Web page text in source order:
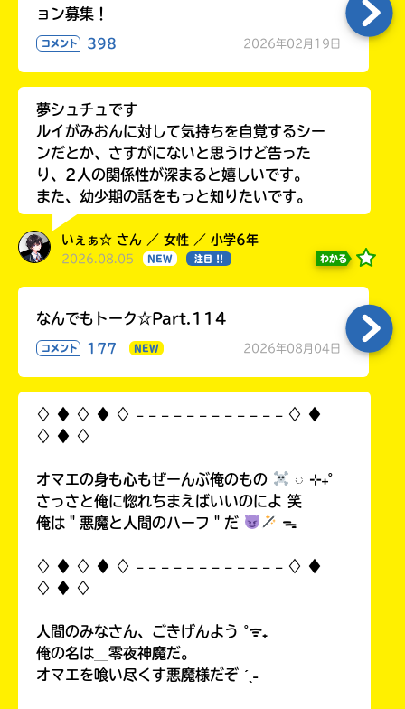
ョン募集！
コメント 398 2026年02月19日
夢シュチュです
ルイがみおんに対して気持ちを自覚するシー
ンだとか、さすがにないと思うけど告った
り、2人の関係性が深まると嬉しいです。
また、幼少期の話をもっと知りたいです。
いぇぁ☆ さん ／ 女性 ／ 小学6年
2026.08.05 NEW 注目 !! わかる
なんでもトーク☆Part.114
コメント 177 NEW 2026年08月04日
♢ ♦︎ ♢ ♦︎ ♢ 𓐄 𓐄 𓐄 𓐄 𓐄 𓐄 𓐄 𓐄 𓐄 𓐄 𓐄 𓐄 ♢ ♦︎
♢ ♦︎ ♢
オマエの身も心もぜーんぶ俺のもの
◌ ⊹₊˚
さっさと俺に惚れちまえばいいのによ 笑
俺は＂悪魔と人間のハーフ＂だ
ᯓ
♢ ♦︎ ♢ ♦︎ ♢ 𓐄 𓐄 𓐄 𓐄 𓐄 𓐄 𓐄 𓐄 𓐄 𓐄 𓐄 𓐄 ♢ ♦︎
♢ ♦︎ ♢
人間のみなさん、ごきげんよう ˚ᯤ₊
俺の名は＿零夜神魔だ。
オマエを喰い尽くす悪魔様だぞ ˊˎ˗